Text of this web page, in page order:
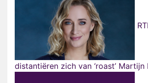
distantiëren zich van ‘roast’ Martijn